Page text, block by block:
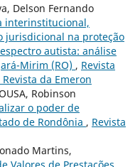
Delson Fernando
interinstitucional,
jurisdicional na proteção
autista: análise
Mirim (RO) , Revista
da Emeron
Robinson
o poder de
de Rondônia , Revista
Martins,
Valores de Prestações